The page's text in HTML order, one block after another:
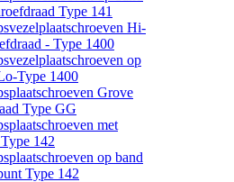
Type 141
Hi-
- Type 1400
op
Type 1400
Grove
Type GG
met
142
op band
Type 142